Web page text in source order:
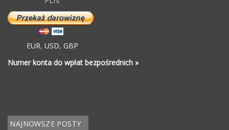
EUR, USD, GBP
Numer konta do wpłat bezpośrednich »
NAJNOWSZE POSTY